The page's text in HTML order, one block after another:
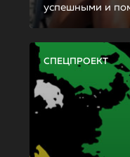
успешными и
СПЕЦПРОЕКТ